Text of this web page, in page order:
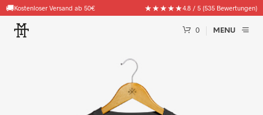
🚚Kostenloser Versand ab 50€ ★★★★★4.8 / 5 (535 Bewertungen)
0 MENU